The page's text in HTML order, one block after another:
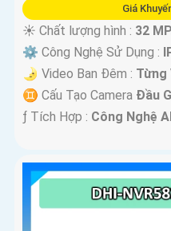
Giá
☀️ Chất lượng hình : 32
⚙ Công Nghệ Sử Dụng :
🌛 Video Ban Đêm : Từng
♊ Cấu Tạo Camera Đầu
️ƒ Tích Hợp : Công Nghệ